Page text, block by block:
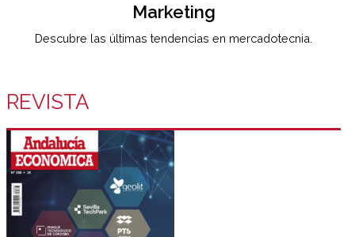
Marketing
Descubre las últimas tendencias en mercadotecnia.
REVISTA